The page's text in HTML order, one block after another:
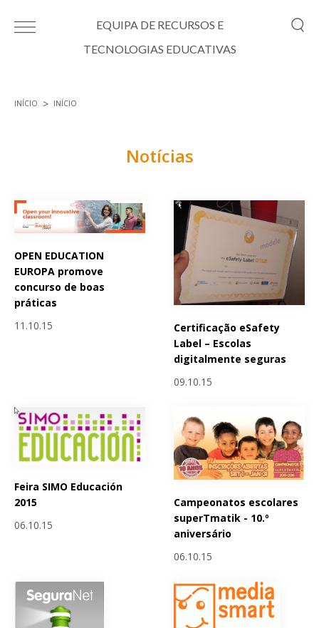
EQUIPA DE RECURSOS E
TECNOLOGIAS EDUCATIVAS
INÍCIO INÍCIO
Notícias
OPEN EDUCATION
EUROPA promove
concurso de boas
práticas
11.10.15
Certificação eSafety
Label – Escolas
digitalmente seguras
09.10.15
Feira SIMO Educación
2015
06.10.15
Campeonatos escolares
superTmatik - 10.º
aniversário
06.10.15
Páginas